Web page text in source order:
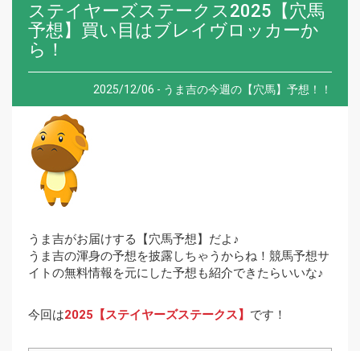
ステイヤーズステークス2025【穴馬
予想】買い目はブレイヴロッカーか
ら！
2025/12/06 - うま吉の今週の【穴馬】予想！！
うま吉がお届けする【穴馬予想】だよ♪
うま吉の渾身の予想を披露しちゃうからね！競馬予想サ
イトの無料情報を元にした予想も紹介できたらいいな♪
今回は2025【ステイヤーズステークス】 です！